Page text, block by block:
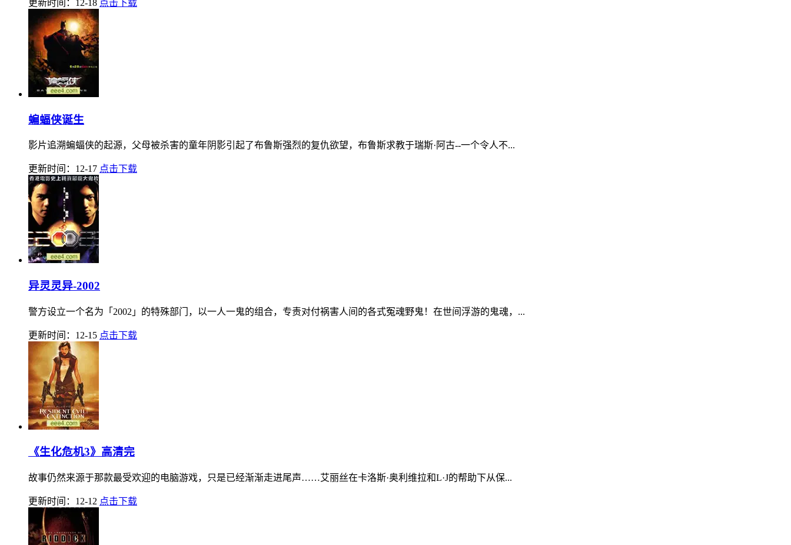
更新时间：12-18 点击下载
蝙蝠侠诞生
影片追溯蝙蝠侠的起源，父母被杀害的童年阴影引起了布鲁斯强烈的复仇欲望，布鲁斯求教于瑞斯·阿古--一个令人不...
更新时间：12-17 点击下载
异灵灵异-2002
警方设立一个名为「2002」的特殊部门，以一人一鬼的组合，专责对付祸害人间的各式冤魂野鬼！在世间浮游的鬼魂，...
更新时间：12-15 点击下载
《生化危机3》高清完
故事仍然来源于那款最受欢迎的电脑游戏，只是已经渐渐走进尾声……艾丽丝在卡洛斯·奥利维拉和L·J的帮助下从保...
更新时间：12-12 点击下载